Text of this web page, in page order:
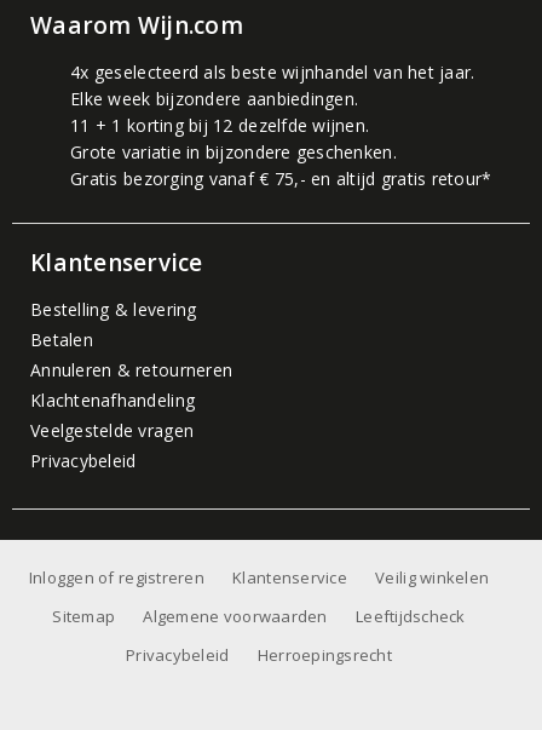
Waarom Wijn.com
4x geselecteerd als beste wijnhandel van het jaar.
Elke week bijzondere aanbiedingen.
11 + 1 korting bij 12 dezelfde wijnen.
Grote variatie in bijzondere geschenken.
Gratis bezorging vanaf € 75,- en altijd gratis retour*
Klantenservice
Bestelling & levering
Betalen
Annuleren & retourneren
Klachtenafhandeling
Veelgestelde vragen
Privacybeleid
Inloggen of registreren Klantenservice
Veilig winkelen
Sitemap
Algemene voorwaarden
Leeftijdscheck
Privacybeleid
Herroepingsrecht